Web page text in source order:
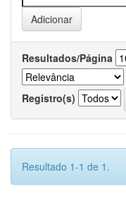
Resultados/Página
Registro(s)
Resultado 1-1 de 1.